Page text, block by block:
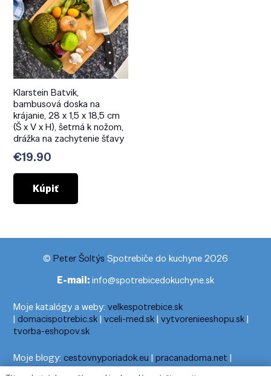
Klarstein Batvik,
bambusová doska na
krájanie, 28 x 1,5 x 18,5 cm
(Š x V x H), šetrná k nožom,
drážka na zachytenie šťavy
€19.90
Kúpiť
© Peter Šoltýs Spotrebiče do kuchyne 2026
E-mail:info@spotrebicedokuchyne.sk
Moje katalógy a weby:velkespotrebice.sk
|domacispotrebic.sk|vceli-med.sk|vytvorenieeshopu.sk|
tvorba-eshopov.sk
Moje blogy:cestovnyporiadok.eu |pracanadoma.net |
telefonny-zoznam-podla-cisla.sk|praca-z-domu-na-pc.sk|